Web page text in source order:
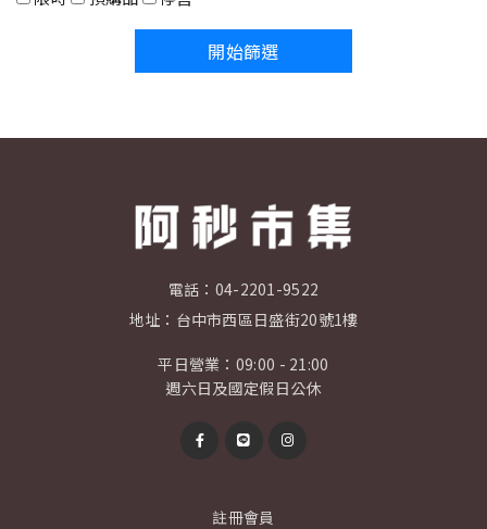
開始篩選
電話： 04-2201-9522
地址： 台中市西區日盛街20號1樓
平日營業：09:00 - 21:00
週六日及國定假日公休
註冊會員